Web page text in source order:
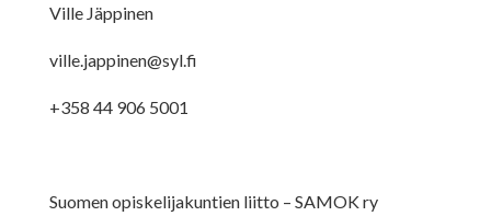
Ville Jäppinen
ville.jappinen@syl.fi
+358 44 906 5001
Suomen opiskelijakuntien liitto – SAMOK ry